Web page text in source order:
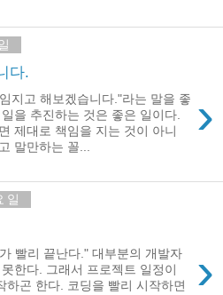
다.
›
지고 해보겠습니다."라는 말을 좋
을 추진하는 것은 좋은 일이다.
제대로 책임을 지는 것이 아니
말만하는 꼴...
›
빨리 끝난다." 대부분의 개발자
한다. 그래서 프로젝트 일정이
하곤 한다. 코딩을 빨리 시작하면